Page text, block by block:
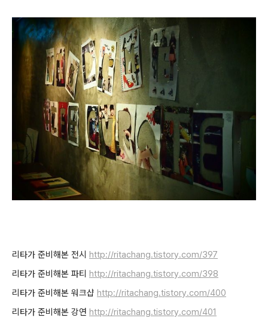
리타가 준비해본 전시 http://ritachang.tistory.com/397
리타가 준비해본 파티 http://ritachang.tistory.com/398
리타가 준비해본 워크샵 http://ritachang.tistory.com/400
리타가 준비해본 강연 http://ritachang.tistory.com/401